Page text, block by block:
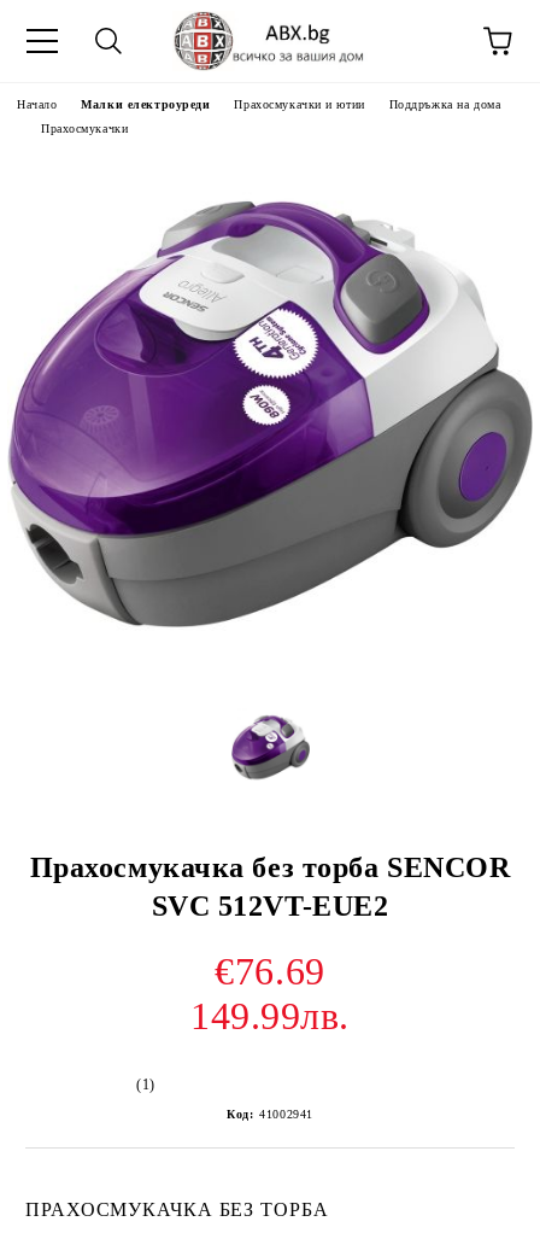
Начало Малки електроуреди Прахосмукачки и ютии
Поддръжка на дома
Прахосмукачки
Прахосмукачка без торба SENCOR
SVC 512VT-EUE2
€76.69
149.99лв.
(1)
Код: 41002941
ПРАХОСМУКАЧКА БЕЗ ТОРБА